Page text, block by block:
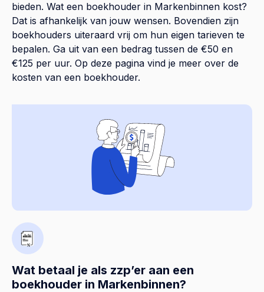
bieden. Wat een boekhouder in Markenbinnen kost?
Dat is afhankelijk van jouw wensen. Bovendien zijn
boekhouders uiteraard vrij om hun eigen tarieven te
bepalen. Ga uit van een bedrag tussen de €50 en
€125 per uur. Op deze pagina vind je meer over de
kosten van een boekhouder.
Wat betaal je als zzp’er aan een
boekhouder in Markenbinnen?